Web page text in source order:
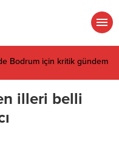
Cismi Yok: Atatürkçü
mı Şaşırdı Yoksa
illeri belli